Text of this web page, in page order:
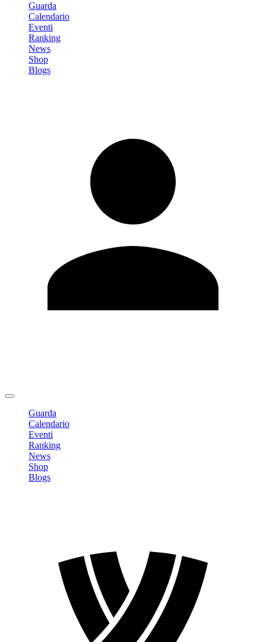
Guarda
Calendario
Eventi
Ranking
News
Shop
Blogs
Guarda
Calendario
Eventi
Ranking
News
Shop
Blogs